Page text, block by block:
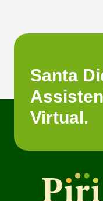
Santa
Virtual.